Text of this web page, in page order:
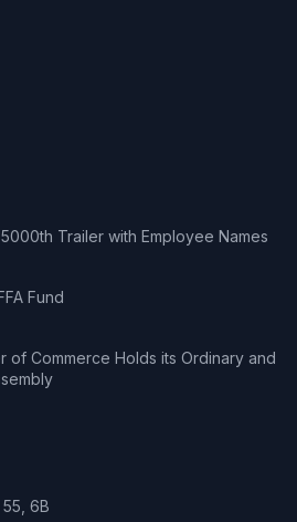
Trailer with Employee Names
Fund
of Commerce Holds its Ordinary and
6B